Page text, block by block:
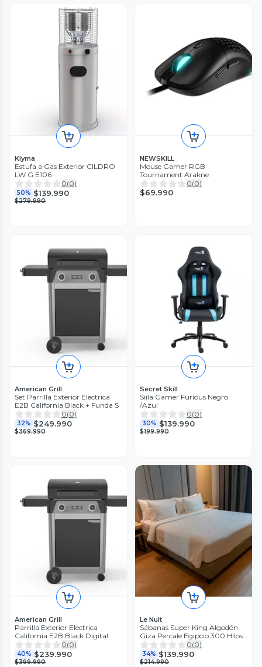
Klyma
Estufa a Gas Exterior CILDRO
LW G E106
0(0)
50% $139.990
$279.990
NEWSKILL
Mouse Gamer RGB
Tournament Arakne
0(0)
$69.990
American Grill
Set Parrilla Exterior Electrica
E2B California Black + Funda S
0(0)
32% $249.990
$369.990
Secret Skill
Siila Gamer Furious Negro
/Azul
0(0)
30% $139.990
$199.990
American Grill
Parrilla Exterior Electrica
California E2B Black Digital
0(0)
40% $239.990
$399.990
Le Nuit
Sábanas Super King Algodón
Giza Percale Egipcio 300 Hilos
Liso Blanco
0(0)
34% $139.990
$214.990